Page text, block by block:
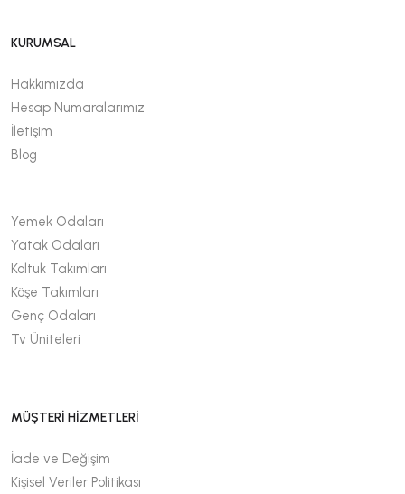
KURUMSAL
Hakkımızda
Hesap Numaralarımız
İletişim
Blog
Yemek Odaları
Yatak Odaları
Koltuk Takımları
Köşe Takımları
Genç Odaları
Tv Üniteleri
MÜŞTERİ HİZMETLERİ
İade ve Değişim
Kişisel Veriler Politikası